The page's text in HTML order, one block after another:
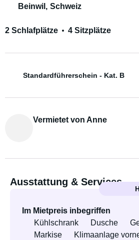
Beinwil , Schweiz
2 Schlafplätze 4 Sitzplätze
Standardführerschein - Kat. B
Vermietet von Anne
Ausstattung & Services
Im Mietpreis inbegriffen
Kühlschrank
Dusche
Markise
Klimaanlage